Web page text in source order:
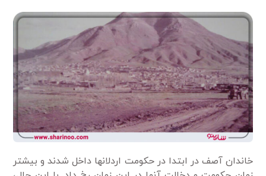
خاندان آصف در ابتدا در حکومت اردلان­ها داخل شدند و بیش­تر